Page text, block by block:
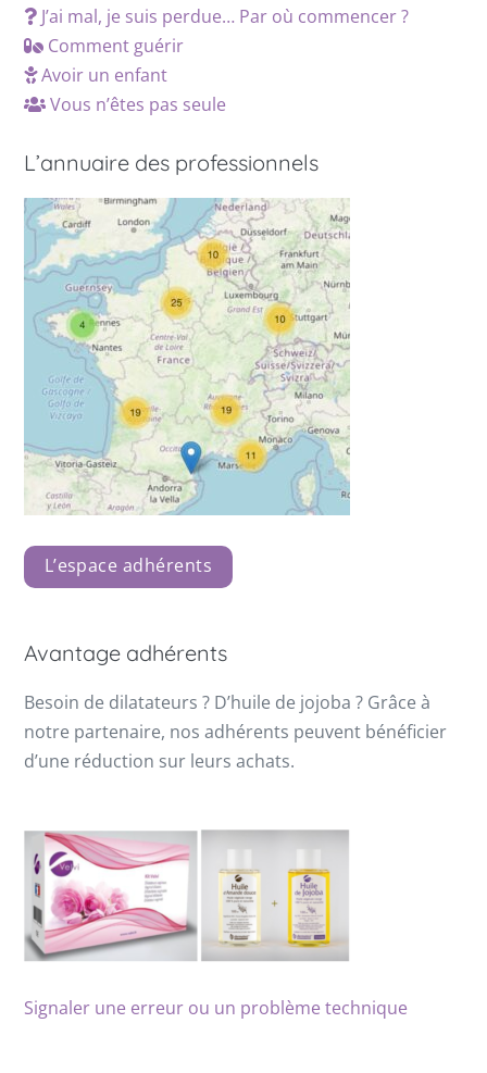
J’ai mal, je suis perdue… Par où commencer ?
Comment guérir
Avoir un enfant
Vous n’êtes pas seule
L’annuaire des professionnels
L’espace adhérents
Avantage adhérents
Besoin de dilatateurs ? D’huile de jojoba ? Grâce à
notre partenaire, nos adhérents peuvent bénéficier
d’une réduction sur leurs achats.
Signaler une erreur ou un problème technique